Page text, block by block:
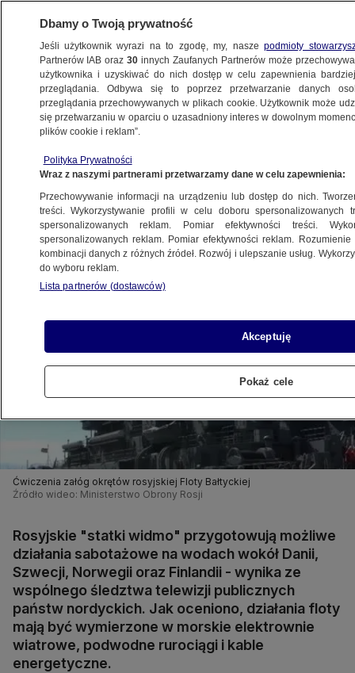
ŚWIAT
"statków widmo". Ostrzegają
19.04.2023, 17:20
Udostępnij
Ćwiczenia załóg okrętów rosyjskiej Floty Bałtyckiej
Źródło wideo: Ministerstwo Obrony Rosji
Rosyjskie "statki widmo" przygotowują możliwe
działania sabotażowe na wodach wokół Danii,
Szwecji, Norwegii oraz Finlandii - wynika ze
wspólnego śledztwa telewizji publicznych
państw nordyckich. Jak oceniono, działania floty
mają być wymierzone w morskie elektrownie
wiatrowe, podwodne rurociągi i kable
energetyczne.
Dbamy o Twoją prywatność
Jeśli użytkownik wyrazi na to zgodę, my, naszepodmioty
Partnerów IAB oraz30 innych Zaufanych Partnerów może
użytkownika i uzyskiwać do nich dostęp w celu zapewnienia
przeglądania. Odbywa się to poprzez przetwarzanie danych
przeglądania przechowywanych w plikach cookie. Użytkownik może
się przetwarzaniu w oparciu o uzasadniony interes w dowolnym
plików cookie i reklam”.
Polityka Prywatności
Wraz z naszymi partnerami przetwarzamy dane w celu zapewnienia:
Przechowywanie informacji na urządzeniu lub dostęp do nich.
treści. Wykorzystywanie profili w celu doboru spersonalizowanych
spersonalizowanych reklam. Pomiar efektywności treści.
spersonalizowanych reklam. Pomiar efektywności reklam.
kombinacji danych z różnych źródeł. Rozwój i ulepszanie usług.
do wyboru reklam.
Lista partnerów (dostawców)
Akceptuję
Pokaż cele